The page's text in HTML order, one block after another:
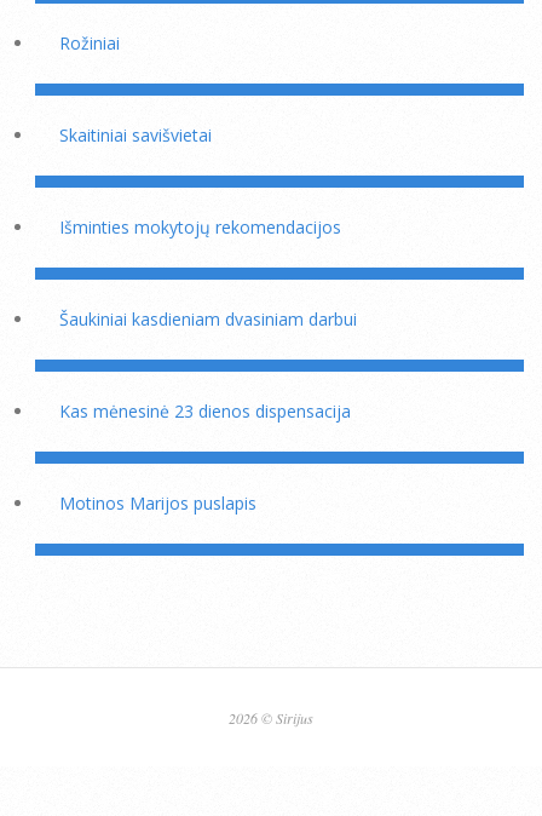
Rožiniai
Skaitiniai savišvietai
Išminties mokytojų rekomendacijos
Šaukiniai kasdieniam dvasiniam darbui
Kas mėnesinė 23 dienos dispensacija
Motinos Marijos puslapis
2026 © Sirijus